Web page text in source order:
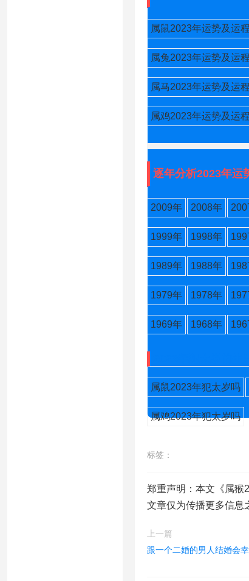
属鼠2023年运势及运程
属兔2023年运势及运程
属马2023年运势及运程
属鸡2023年运势及运程
逐年分析2023年运
2009年 2008年
1999年 1998年
1989年 1988年
1979年 1978年
1969年 1968年
属鼠2023年犯太岁吗
属鸡2023年犯太岁吗
标签：
郑重声明：本文《属猴
文章仅为传播更多信息
上一篇
跟一个二婚的男人结婚会